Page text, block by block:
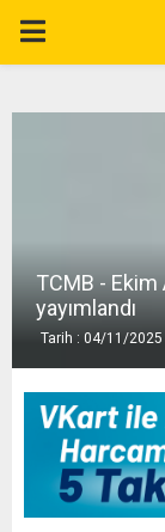
P
ATCMB - Ekim
yayımlandı
Tarih : 04/11/2025